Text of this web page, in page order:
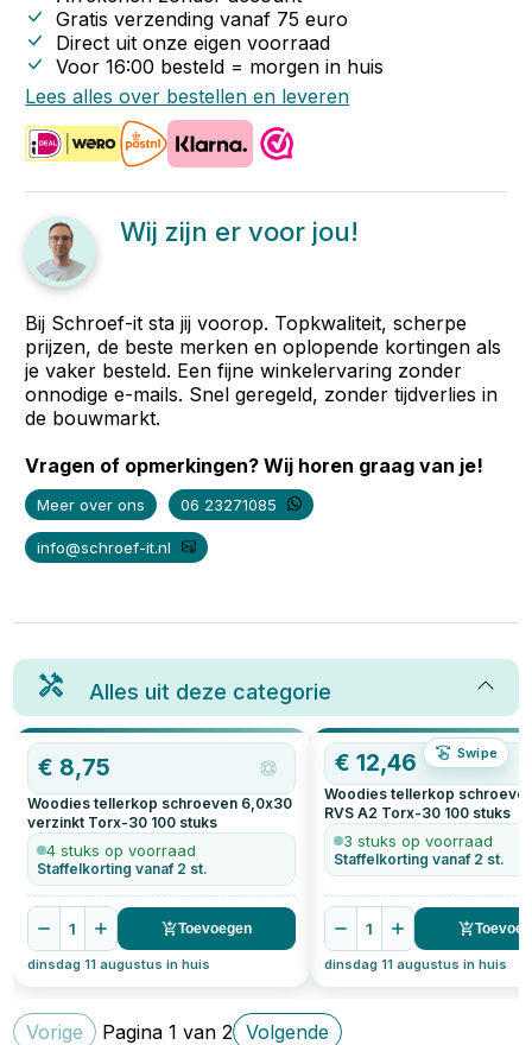
Gratis verzending vanaf 75 euro
Direct uit onze eigen voorraad
Voor 16:00 besteld = morgen in huis
Lees alles over bestellen en leveren
Wij zijn er voor jou!
Bij Schroef-it sta jij voorop. Topkwaliteit, scherpe
prijzen, de beste merken en oplopende kortingen als
je vaker besteld. Een fijne winkelervaring zonder
onnodige e-mails. Snel geregeld, zonder tijdverlies in
de bouwmarkt.
Vragen of opmerkingen? Wij horen graag van je!
Meer over ons 06 23271085
info@schroef-it.nl
Alles uit deze categorie
Swipe
€ 8,75
Woodies tellerkop schroeven 6,0x30
verzinkt Torx-30 100 stuks
4 stuks op voorraad
Staffelkorting vanaf 2 st.
1 Toevoegen
dinsdag 11 augustus in huis
€12,46
Woodies tellerkop
RVS A2 Torx-30 100 stuks
3 stuks op voorraad
Staffelkorting vanaf 2 st.
1
dinsdag 11 augustus in huis
Vorige Pagina1 van2 Volgende